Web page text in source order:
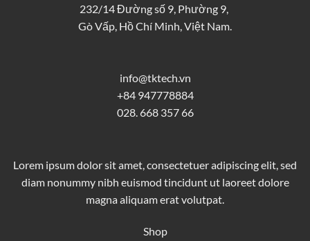
232/14 Đường số 9, Phường 9,
Gò Vấp, Hồ Chí Minh, Việt Nam.
info@tktech.vn
+84 947778884
028. 668 357 66
Lorem ipsum dolor sit amet, consectetuer adipiscing elit, sed
diam nonummy nibh euismod tincidunt ut laoreet dolore
magna aliquam erat volutpat.
Shop